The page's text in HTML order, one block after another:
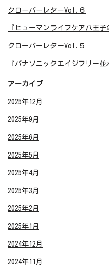
クローバーレターVol.６
『ヒューマンライフケア八王
クローバーレターVol.５
『パナソニックエイジフリー
アーカイブ
2025年12月
2025年9月
2025年6月
2025年5月
2025年4月
2025年3月
2025年2月
2025年1月
2024年12月
2024年11月